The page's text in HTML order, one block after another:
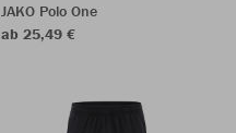
JAKO Polo One
ab 25,49 €